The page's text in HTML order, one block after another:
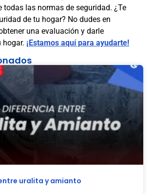
todas las normas de seguridad. ¿Te
de tu hogar? No dudes en
una evaluación y darle
¡Estamos aquí para ayudarte!
uralita y amianto